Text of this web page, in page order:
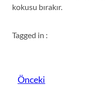
kokusu bırakır.
Tagged in :
Önceki